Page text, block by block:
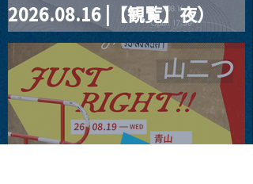
2026.08.16 |【観覧】夜）
four dots vol.2